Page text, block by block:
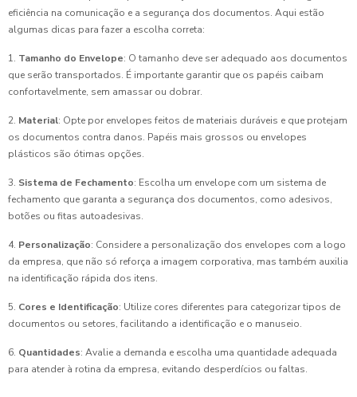
eficiência na comunicação e a segurança dos documentos. Aqui estão
algumas dicas para fazer a escolha correta:
1. Tamanho do Envelope: O tamanho deve ser adequado aos documentos
que serão transportados. É importante garantir que os papéis caibam
confortavelmente, sem amassar ou dobrar.
2. Material: Opte por envelopes feitos de materiais duráveis e que protejam
os documentos contra danos. Papéis mais grossos ou envelopes
plásticos são ótimas opções.
3. Sistema de Fechamento: Escolha um envelope com um sistema de
fechamento que garanta a segurança dos documentos, como adesivos,
botões ou fitas autoadesivas.
4. Personalização: Considere a personalização dos envelopes com a logo
da empresa, que não só reforça a imagem corporativa, mas também auxilia
na identificação rápida dos itens.
5. Cores e Identificação: Utilize cores diferentes para categorizar tipos de
documentos ou setores, facilitando a identificação e o manuseio.
6. Quantidades: Avalie a demanda e escolha uma quantidade adequada
para atender à rotina da empresa, evitando desperdícios ou faltas.